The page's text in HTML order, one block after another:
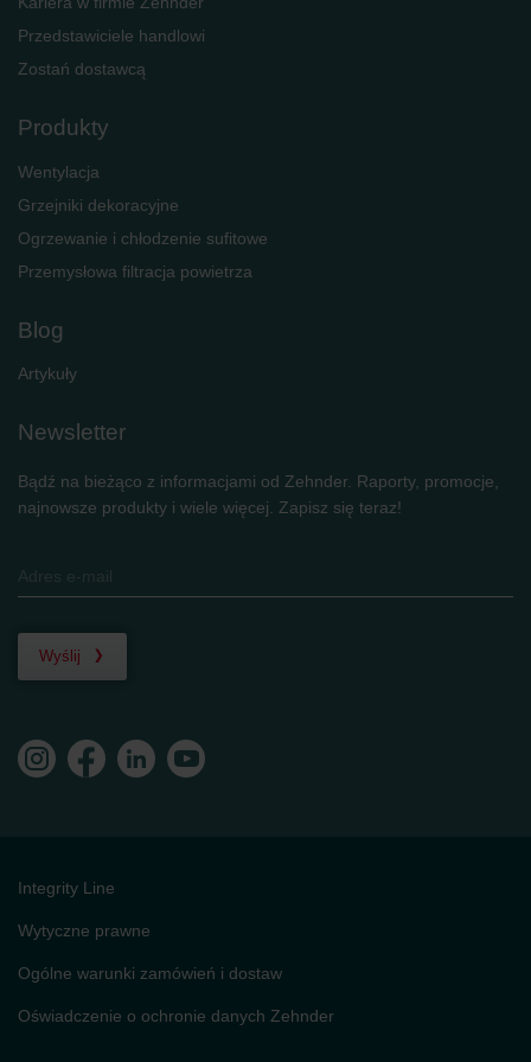
Przedstawiciele handlowi
Zostań dostawcą
Produkty
Wentylacja
Grzejniki dekoracyjne
Ogrzewanie i chłodzenie sufitowe
Przemysłowa filtracja powietrza
Blog
Artykuły
Newsletter
Bądź na bieżąco z informacjami od Zehnder. Raporty, promocje,
najnowsze produkty i wiele więcej. Zapisz się teraz!
Wyślij
Integrity Line
Wytyczne prawne
Ogólne warunki zamówień i dostaw
Oświadczenie o ochronie danych Zehnder